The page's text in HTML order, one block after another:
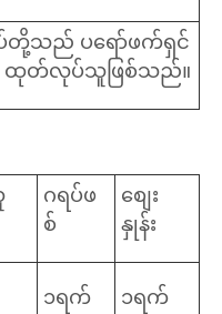
တို့သည် ပရော်ဖက်ရှင်
ထုတ်လုပ်သူဖြစ်သည်။
ဂရပ်ဖ
စ်
စျေး
နှုန်း
၁ရက် ၁ရက်